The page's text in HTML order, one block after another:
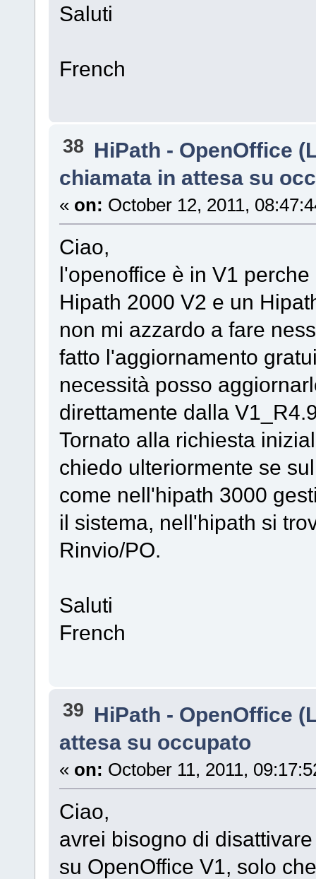
Saluti
French
38 HiPath - OpenOffice
chiamata in attesa su
« on: October 12, 2011,
Ciao,
l'openoffice è in V1
Hipath 2000 V2 e un
non mi azzardo a fare
fatto l'aggiornamento
necessità posso
direttamente dalla
Tornato alla richiesta
chiedo ulteriormente se
come nell'hipath 3000
il sistema, nell'hipath si
Rinvio/PO.
Saluti
French
39 HiPath - OpenOffice
attesa su occupato
« on: October 11, 2011,
Ciao,
avrei bisogno di
su OpenOffice V1, solo